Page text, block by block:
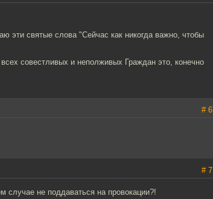
эти святые слова "Сейчас как никогда важно, чтобы
совестливых и неполживых Граждан это, конечно
# 6
# 7
случае не поддаваться на провокации?!